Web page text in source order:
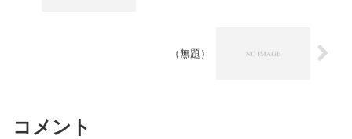
（無題）
コメント